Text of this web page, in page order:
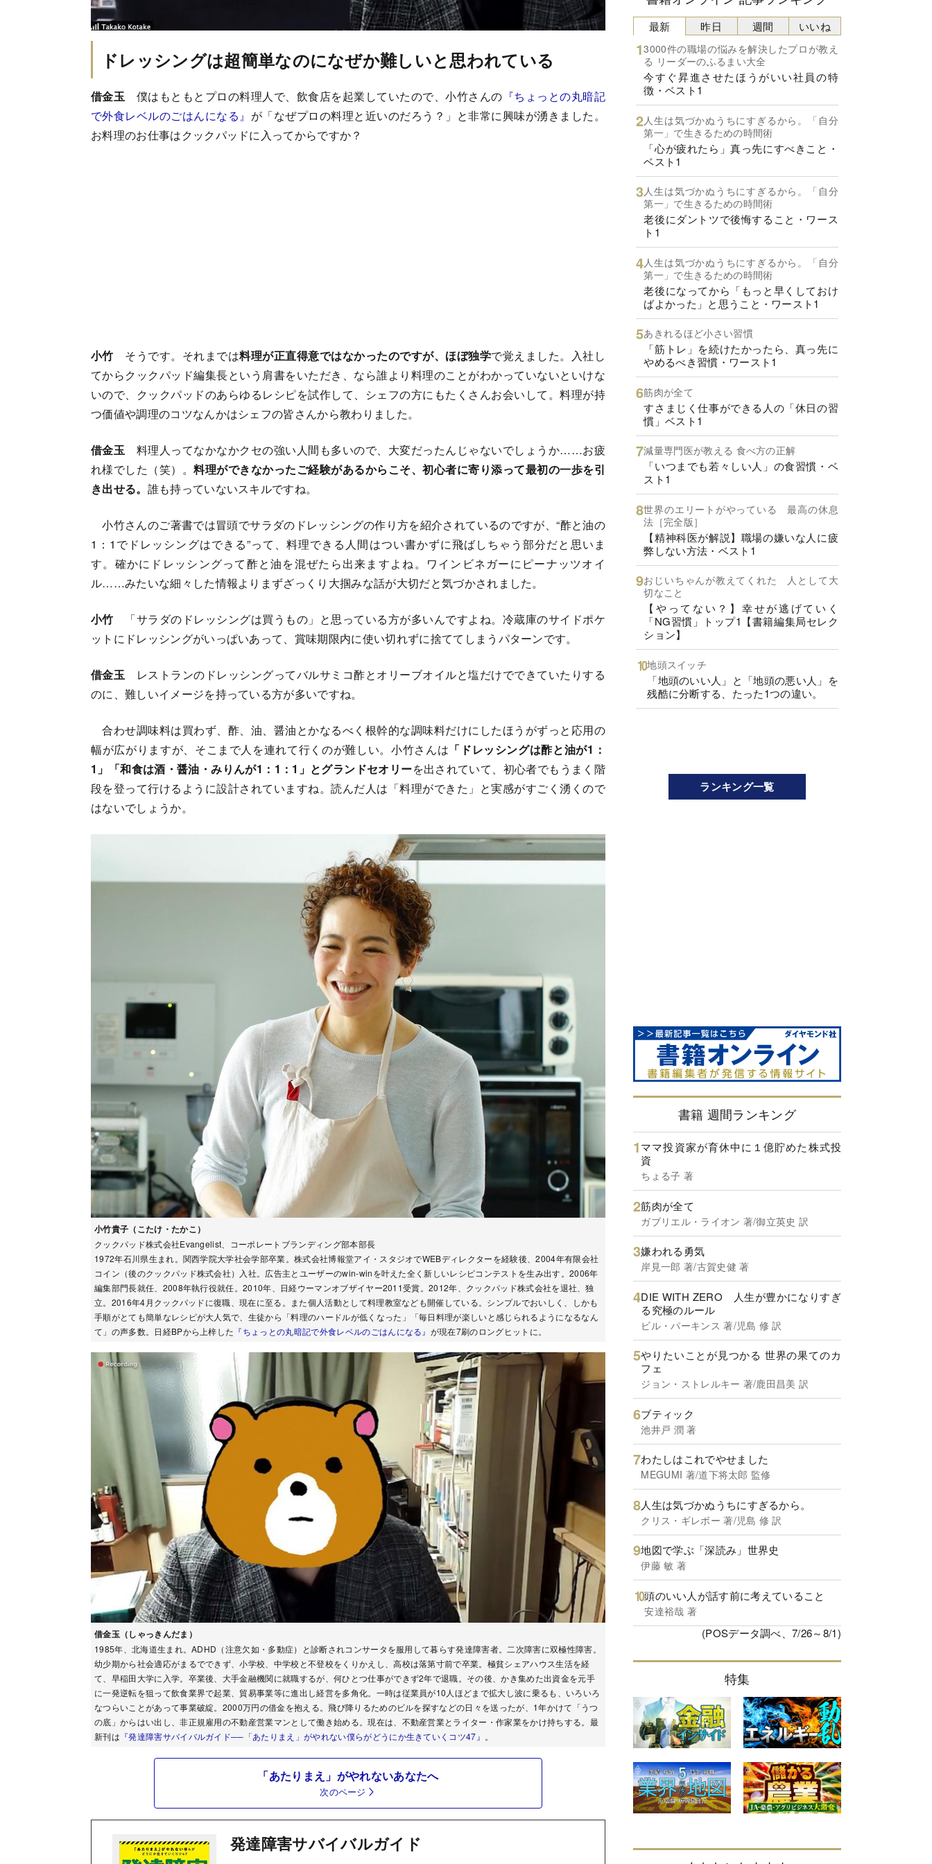
ドレッシングは超簡単なのになぜか難しいと思われている
借金玉 僕はもともとプロの料理人で、飲食店を起業していたので、小竹さんの 『ちょっとの丸暗記
で外食レベルのごはんになる』 が「なぜプロの料理と近いのだろう？」と非常に興味が湧きました。
お料理のお仕事はクックパッドに入ってからですか？
小竹 そうです。それまでは料理が正直得意ではなかったのですが、ほぼ独学で覚えました。入社し
てからクックパッド編集長という肩書をいただき、なら誰より料理のことがわかっていないといけな
いので、クックパッドのあらゆるレシピを試作して、シェフの方にもたくさんお会いして。料理が持
つ価値や調理のコツなんかはシェフの皆さんから教わりました。
借金玉 料理人ってなかなかクセの強い人間も多いので、大変だったんじゃないでしょうか……お疲
れ様でした（笑）。料理ができなかったご経験があるからこそ、初心者に寄り添って最初の一歩を引
き出せる。 誰も持っていないスキルですね。
小竹さんのご著書では冒頭でサラダのドレッシングの作り方を紹介されているのですが、“酢と油の
1：1でドレッシングはできる”って、料理できる人間はつい書かずに飛ばしちゃう部分だと思いま
す。確かにドレッシングって酢と油を混ぜたら出来ますよね。ワインビネガーにピーナッツオイ
ル……みたいな細々した情報よりまずざっくり大掴みな話が大切だと気づかされました。
小竹 「サラダのドレッシングは買うもの」と思っている方が多いんですよね。冷蔵庫のサイドポケ
ットにドレッシングがいっぱいあって、賞味期限内に使い切れずに捨ててしまうパターンです。
借金玉 レストランのドレッシングってバルサミコ酢とオリーブオイルと塩だけでできていたりする
のに、難しいイメージを持っている方が多いですね。
合わせ調味料は買わず、酢、油、醤油とかなるべく根幹的な調味料だけにしたほうがずっと応用の
幅が広がりますが、そこまで人を連れて行くのが難しい。小竹さんは 「ドレッシングは酢と油が1：
1」「和食は酒・醤油・みりんが1：1：1」とグランドセオリーを出されていて、初心者でもうまく階
段を登って行けるように設計されていますね。読んだ人は「料理ができた」と実感がすごく湧くので
はないでしょうか。
小竹貴子（こたけ・たかこ）
クックパッド株式会社Evangelist、コーポレートブランディング部本部長
1972年石川県生まれ。関西学院大学社会学部卒業。株式会社博報堂アイ・スタジオでWEBディレクターを経験後、2004年有限会社
コイン（後のクックパッド株式会社）入社。広告主とユーザーのwin-winを叶えた全く新しいレシピコンテストを生み出す。2006年
編集部門長就任、2008年執行役就任。2010年、日経ウーマンオブザイヤー2011受賞。2012年、クックパッド株式会社を退社、独
立。2016年4月クックパッドに復職、現在に至る。また個人活動として料理教室なども開催している。シンプルでおいしく、しかも
手順がとても簡単なレシピが大人気で、生徒から「料理のハードルが低くなった」「毎日料理が楽しいと感じられるようになるなん
て」の声多数。日経BPから上梓した 『ちょっとの丸暗記で外食レベルのごはんになる』 が現在7刷のロングヒットに。
借金玉（しゃっきんだま）
1985年、北海道生まれ。ADHD（注意欠如・多動症）と診断されコンサータを服用して暮らす発達障害者。二次障害に双極性障害。
幼少期から社会適応がまるでできず、小学校、中学校と不登校をくりかえし、高校は落第寸前で卒業。極貧シェアハウス生活を経
て、早稲田大学に入学。卒業後、大手金融機関に就職するが、何ひとつ仕事ができず2年で退職。その後、かき集めた出資金を元手
に一発逆転を狙って飲食業界で起業、貿易事業等に進出し経営を多角化。一時は従業員が10人ほどまで拡大し波に乗るも、いろいろ
なつらいことがあって事業破綻。2000万円の借金を抱える。飛び降りるためのビルを探すなどの日々を送ったが、1年かけて「うつ
の底」からはい出し、非正規雇用の不動産営業マンとして働き始める。現在は、不動産営業とライター・作家業をかけ持ちする。最
新刊は 『発達障害サバイバルガイド──「あたりまえ」がやれない僕らがどうにか生きていくコツ47』 。
「あたりまえ」がやれないあなたへ
次のページ
発達障害サバイバルガイド
最新
3000件の職場の悩みを解決したプロが教え
る リーダーのふるまい大全
今すぐ昇進させたほうがいい社員の特
徴・ベスト1
人生は気づかぬうちにすぎるから。「自分
第一」で生きるための時間術
「心が疲れたら」真っ先にすべきこと・
ベスト1
人生は気づかぬうちにすぎるから。「自分
第一」で生きるための時間術
老後にダントツで後悔すること・ワース
ト1
人生は気づかぬうちにすぎるから。「自分
第一」で生きるための時間術
老後になってから「もっと早くしておけ
ばよかった」と思うこと・ワースト1
あきれるほど小さい習慣
「筋トレ」を続けたかったら、真っ先に
やめるべき習慣・ワースト1
筋肉が全て
すさまじく仕事ができる人の「休日の習
慣」ベスト1
減量専門医が教える 食べ方の正解
「いつまでも若々しい人」の食習慣・ベ
スト1
世界のエリートがやっている 最高の休息
法［完全版］
【精神科医が解説】職場の嫌いな人に疲
弊しない方法・ベスト1
おじいちゃんが教えてくれた 人として大
切なこと
【やってない？】幸せが逃げていく
「NG習慣」トップ1【書籍編集局セレク
ション】
地頭スイッチ
「地頭のいい人」と「地頭の悪い人」を
残酷に分断する、たった1つの違い。
昨日 週間 いいね
ランキング一覧
書籍 週間ランキング
ママ投資家が育休中に１億貯めた株式投
資
ちょる子 著
筋肉が全て
ガブリエル・ライオン 著/御立英史 訳
嫌われる勇気
岸見一郎 著/古賀史健 著
DIE WITH ZERO 人生が豊かになりすぎ
る究極のルール
ビル・パーキンス 著/児島 修 訳
やりたいことが見つかる 世界の果てのカ
フェ
ジョン・ストレルキー 著/鹿田昌美 訳
ブティック
池井戸 潤 著
わたしはこれでやせました
MEGUMI 著/道下将太郎 監修
人生は気づかぬうちにすぎるから。
クリス・ギレボー 著/児島 修 訳
地図で学ぶ「深読み」世界史
伊藤 敏 著
頭のいい人が話す前に考えていること
安達裕哉 著
(POSデータ調べ、7/26～8/1)
特集